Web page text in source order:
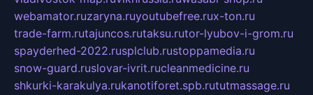
webamator.ruzaryna.ruyoutubefree.rux-ton.ru
trade-farm.rutajuncos.rutaksu.rutor-lyubov-i-grom.ru
spayderhed-2022.rusplclub.rustoppamedia.ru
snow-guard.ruslovar-ivrit.rucleanmedicine.ru
shkurki-karakulya.rukanotiforet.spb.rututmassage.ru